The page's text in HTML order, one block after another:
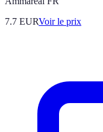
7.7 EURVoir le prix